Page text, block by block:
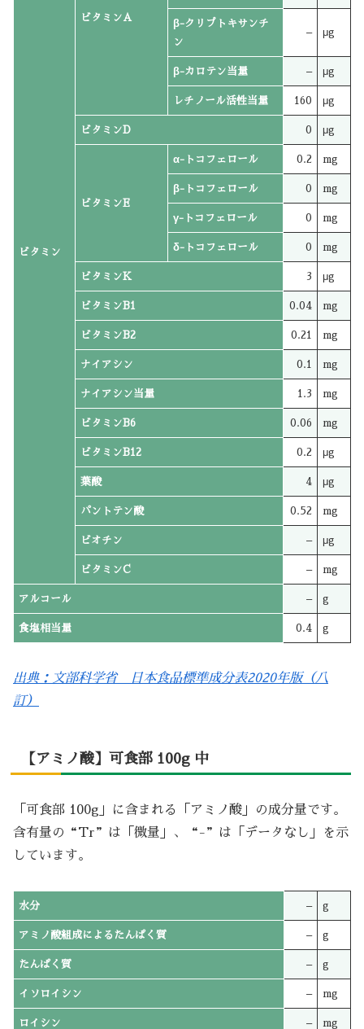
ビタミン
ビタミンA
β-クリプトキサンチ
ン
– μg
β-カロテン当量 – μg
レチノール活性当量 160 μg
ビタミンD 0 μg
ビタミンE
α-トコフェロール 0.2 mg
β-トコフェロール 0 mg
γ-トコフェロール 0 mg
δ-トコフェロール 0 mg
ビタミンK 3 μg
ビタミンB1 0.04 mg
ビタミンB2 0.21 mg
ナイアシン 0.1 mg
ナイアシン当量 1.3 mg
ビタミンB6 0.06 mg
ビタミンB12 0.2 μg
葉酸 4 μg
パントテン酸 0.52 mg
ビオチン – μg
ビタミンC – mg
アルコール – g
食塩相当量 0.4 g
出典：文部科学省 日本食品標準成分表2020年版（八
訂）
【アミノ酸】可食部 100g 中
「可食部 100g」に含まれる「アミノ酸」の成分量です。
含有量の“Tr”は「微量」、“-”は「データなし」を示
しています。
水分 – g
アミノ酸組成によるたんぱく質 – g
たんぱく質 – g
イソロイシン – mg
ロイシン – mg